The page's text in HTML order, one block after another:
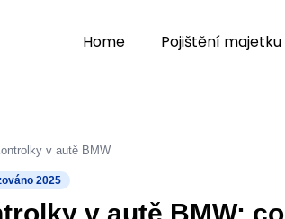
Home Pojištění majetku
v autě BMW
2025